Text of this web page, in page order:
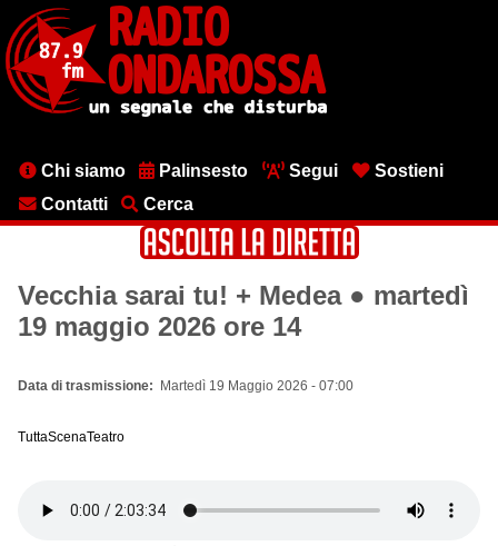
contenuto
principale
MenuChi siamo Palinsesto Segui
Sostieni
Contatti
Cerca
Vecchia sarai tu! + Medea ● martedì
19 maggio 2026 ore 14
Data di trasmissione Martedì 19 Maggio 2026 - 07:00
TuttaScenaTeatro